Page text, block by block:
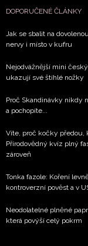
DOPORUČENÉ ČLÁNKY
Jak se sbalit na
nervy i místo v kufru
Nejodvážnější mini
ukazují své štíhlé nožky
Proč Skandinávky nikdy
a pochopíte...
Víte, proč kočky předou,
Přírodovědný kvíz plný
zároveň
Tonka fazole: Koření
kontroverzní pověst a v
Neodolatelné plněné
která povýší celý pokrm